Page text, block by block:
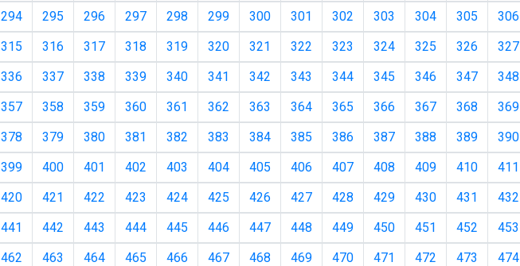
294 295 296 297 298 299 300 301 302 303 304 305 306
315 316 317 318 319 320 321 322 323 324 325 326 327
336 337 338 339 340 341 342 343 344 345 346 347 348
357 358 359 360 361 362 363 364 365 366 367 368 369
378 379 380 381 382 383 384 385 386 387 388 389 390
399 400 401 402 403 404 405 406 407 408 409 410 411
420 421 422 423 424 425 426 427 428 429 430 431 432
441 442 443 444 445 446 447 448 449 450 451 452 453
462 463 464 465 466 467 468 469 470 471 472 473 474